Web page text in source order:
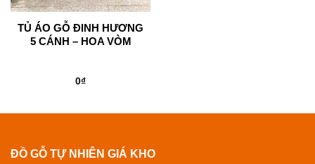
TỦ ÁO GỖ ĐINH HƯƠNG
5 CÁNH – HOA VÒM
0₫
ĐỒ GỖ TỰ NHIÊN GIÁ KHO